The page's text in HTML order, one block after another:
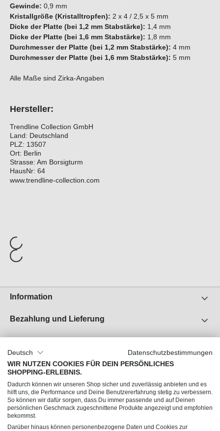
Gewinde: 0,9 mm
Kristallgröße (Kristalltropfen): 2 x 4 / 2,5 x 5 mm
Dicke der Platte (bei 1,2 mm Stabstärke): 1,4 mm
Dicke der Platte (bei 1,6 mm Stabstärke): 1,8 mm
Durchmesser der Platte (bei 1,2 mm Stabstärke): 4 mm
Durchmesser der Platte (bei 1,6 mm Stabstärke): 5 mm
Alle Maße sind Zirka-Angaben
Hersteller:
Trendline Collection GmbH
Land: Deutschland
PLZ: 13507
Ort: Berlin
Strasse: Am Borsigturm
HausNr: 64
www.trendline-collection.com
Information
Bezahlung und Lieferung
Über uns
Jobs
Impressum
AGB
Datenschutz
Deutsch
Datenschutzbestimmungen
WIR NUTZEN COOKIES FÜR DEIN PERSÖNLICHES
SHOPPING-ERLEBNIS.
Dadurch können wir unseren Shop sicher und zuverlässig anbieten und es
hilft uns, die Performance und Deine Benutzererfahrung stetig zu verbessern.
So können wir dafür sorgen, dass Du immer passende und auf Deinen
persönlichen Geschmack zugeschnittene Produkte angezeigt und empfohlen
bekommst.
Darüber hinaus können personenbezogene Daten und Cookies zur